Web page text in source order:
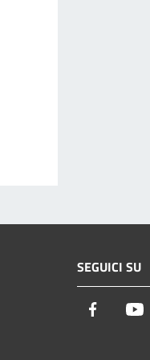
SEGUICI SU
Facebook